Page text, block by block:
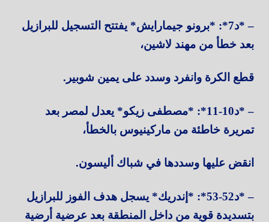
– *د7*: *برونو جيمارايش* يفتتح التسجيل للبرازيل
بعد خطأ من مهند لاشين،
قطع الكرة وانفرد وسدد على يمين شوبير.
– *د10-11*: *مصطفى زيكو* يعدل لمصر بعد
تمريرة خاطئة من ماركينيوس بالخطأ،
انقض عليها وسددها في شباك أليسون.
– *د52-53*: *إندريك* يسجل هدف الفوز للبرازيل
بتسديدة قوية من داخل المنطقة بعد عرضية أرضية